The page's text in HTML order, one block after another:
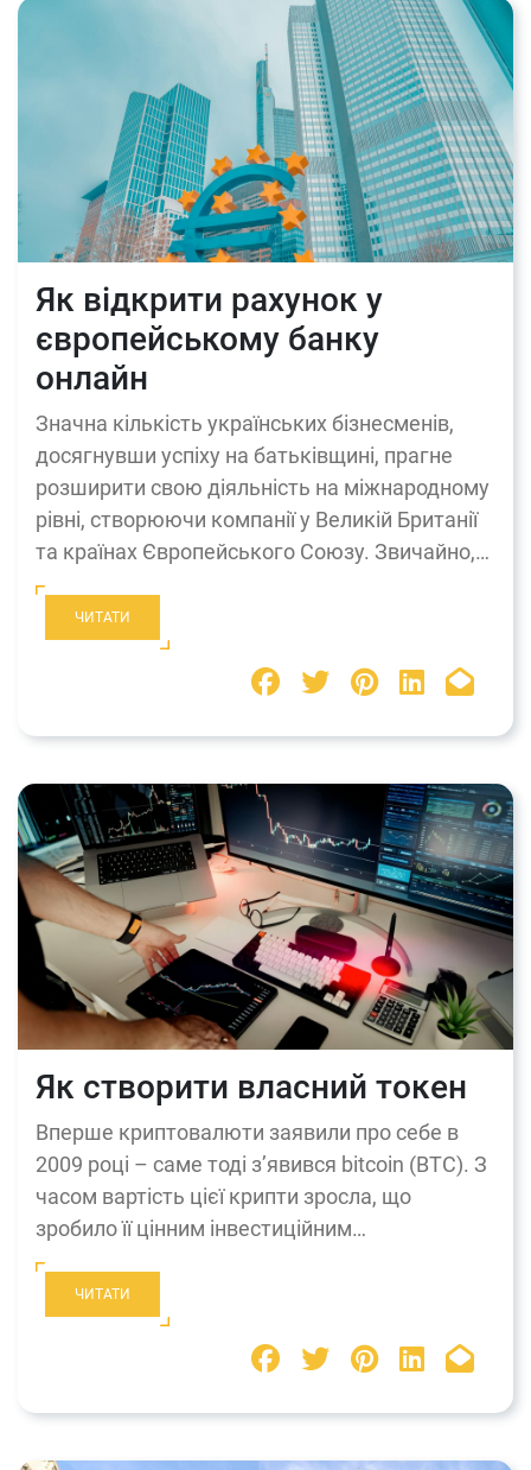
Як відкрити рахунок у
європейському банку
онлайн
Значна кількість українських бізнесменів,
досягнувши успіху на батьківщині, прагне
розширити свою діяльність на міжнародному
рівні, створюючи компанії у Великій Британії
та країнах Європейського Союзу. Звичайно,…
ЧИТАТИ
Як створити власний токен
Вперше криптовалюти заявили про себе в
2009 році – саме тоді з’явився bitcoin (BTC). З
часом вартість цієї крипти зросла, що
зробило її цінним інвестиційним…
ЧИТАТИ